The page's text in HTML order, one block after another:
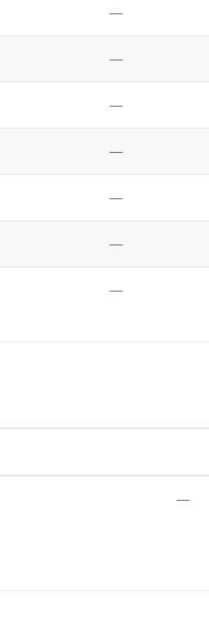
—
—
—
—
—
—
—
—